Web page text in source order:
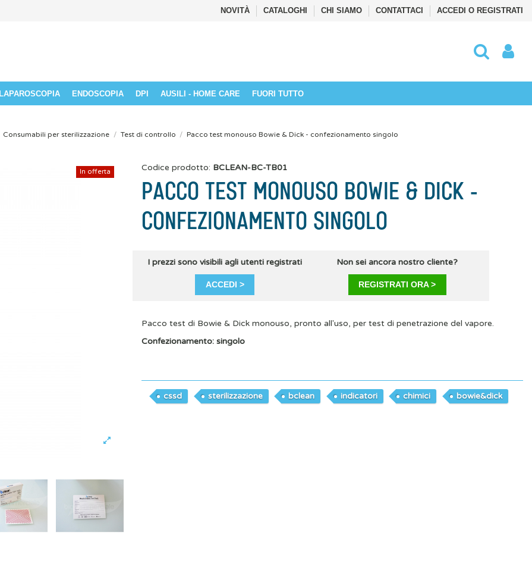
NOVITÀ CATALOGHI CHI SIAMO CONTATTACI ACCEDI O REGISTRATI
LAPAROSCOPIA ENDOSCOPIA DPI AUSILI - HOME CARE FUORI TUTTO
Consumabili per sterilizzazione Test di controllo Pacco test monouso Bowie & Dick - confezionamento singolo
In offerta Codice prodotto: BCLEAN-BC-TB01
PACCO TEST MONOUSO BOWIE & DICK -
CONFEZIONAMENTO SINGOLO
I prezzi sono visibili agli utenti registrati
ACCEDI >
Non sei ancora nostro cliente?
REGISTRATI ORA >
Pacco test di Bowie & Dick monouso, pronto all'uso, per test di penetrazione del vapore.
Confezionamento: singolo
cssd sterilizzazione bclean indicatori chimici bowie&dick